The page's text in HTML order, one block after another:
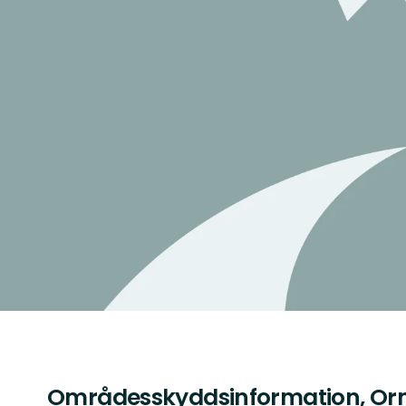
Områdesskyddsinformation,